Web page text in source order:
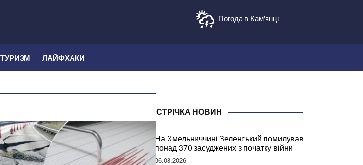
Погода в Кам'янці
ТУРИЗМ ЛАЙФХАКИ
СТРІЧКА НОВИН
На Хмельниччині Зеленський помилував
понад 370 засуджених з початку війни
06.08.2026